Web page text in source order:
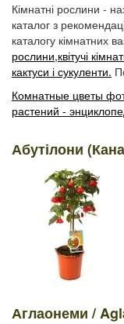
Кімнатні рослини -
каталог з
каталогу кімнатних
рослини,квітучі
кактуси і сукуленти.
Комнатные цветы
растений -
Абутілони
Аглаонеми /